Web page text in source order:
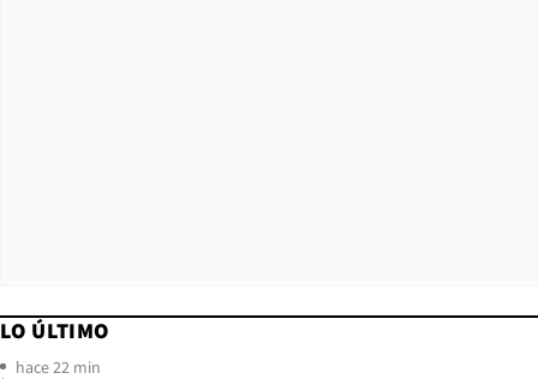
LO ÚLTIMO
hace 22 min